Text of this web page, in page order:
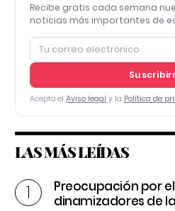
Recibe gratis cada semana
noticias más importantes de
Acepto el Aviso legal y la Política de
LAS MÁS LEÍDAS
Preocupación por
dinamizadores de